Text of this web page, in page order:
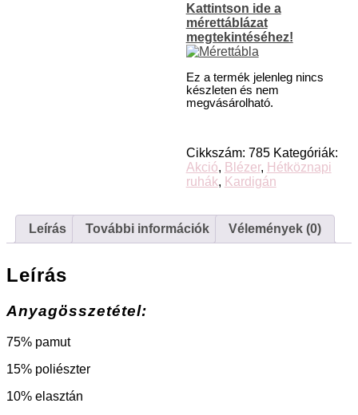
Kattintson ide a
mérettáblázat
megtekintéséhez!
Ez a termék jelenleg nincs
készleten és nem
megvásárolható.
Cikkszám: 785 Kategóriák:
Akció, Blézer, Hétköznapi
ruhák, Kardigán
Leírás További információk Vélemények (0)
Leírás
Anyagösszetétel:
75% pamut
15% poliészter
10% elasztán